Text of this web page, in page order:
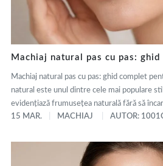
Machiaj natural pas cu pas: ghid
Machiaj natural pas cu pas: ghid complet
natural este unul dintre cele mai populare
evidențiază frumusețea naturală fără să
15 MAR.
MACHIAJ AUTOR: